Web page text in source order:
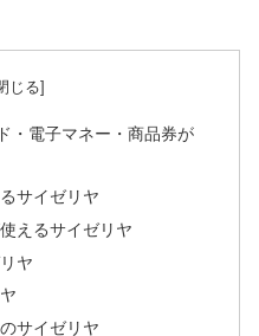
・電子マネー・商品券が
サイゼリヤ
えるサイゼリヤ
ヤ
サイゼリヤ